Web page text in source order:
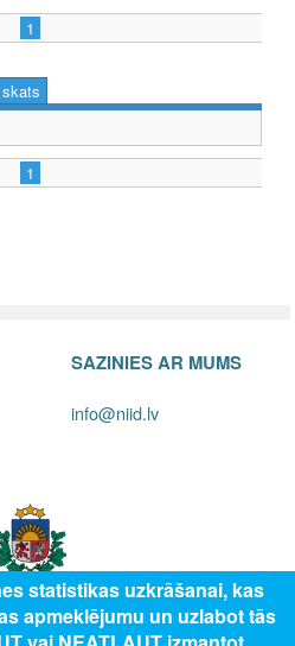
1
1
SAZINIES AR MUMS
info@niid.lv
statistikas uzkrāšanai, kas
apmeklējumu un uzlabot tās